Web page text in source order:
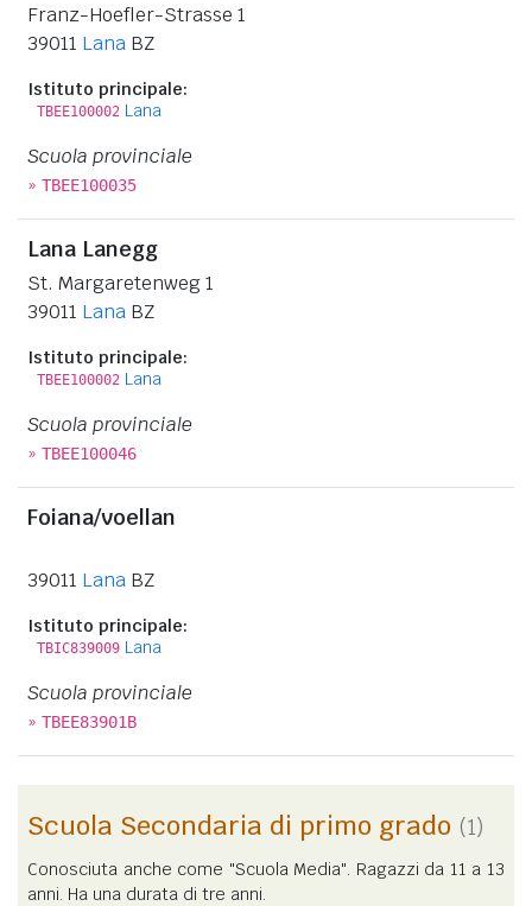
Franz-Hoefler-Strasse 1
39011 Lana BZ
Istituto principale:
TBEE100002 Lana
Scuola provinciale
» TBEE100035
Lana Lanegg
St. Margaretenweg 1
39011 Lana BZ
Istituto principale:
TBEE100002 Lana
Scuola provinciale
» TBEE100046
Foiana/voellan
39011 Lana BZ
Istituto principale:
TBIC839009 Lana
Scuola provinciale
» TBEE83901B
Scuola Secondaria di primo grado (1)
Conosciuta anche come "Scuola Media". Ragazzi da 11 a 13
anni. Ha una durata di tre anni.